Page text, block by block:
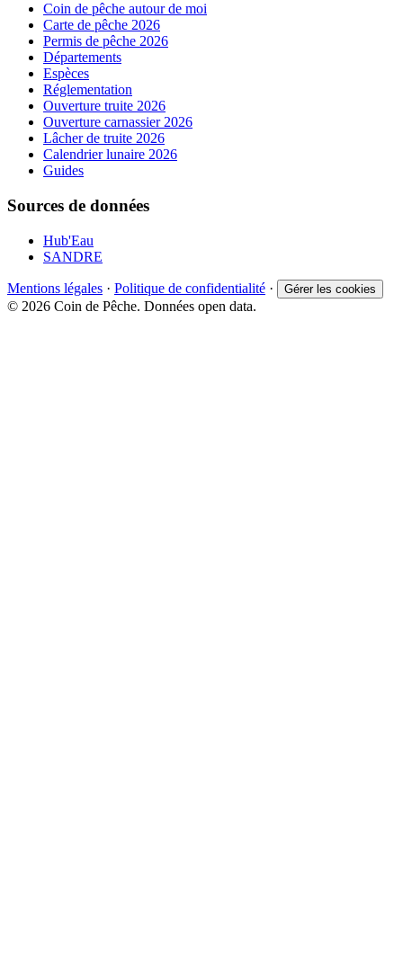
Coin de pêche autour de moi
Carte de pêche 2026
Permis de pêche 2026
Départements
Espèces
Réglementation
Ouverture truite 2026
Ouverture carnassier 2026
Lâcher de truite 2026
Calendrier lunaire 2026
Guides
Sources de données
Hub'Eau
SANDRE
Mentions légales · Politique de confidentialité · Gérer les cookies
© 2026 Coin de Pêche. Données open data.